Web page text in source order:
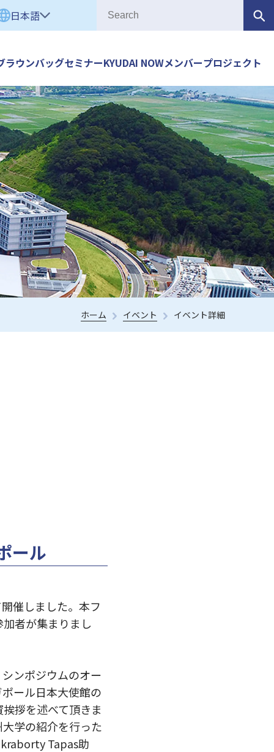
日本語
ラウンバッグセミナーKYUDAI NOWメンバープロジェクト
ホーム イベント イベント詳細
ール
催しました。本フ
者が集まりまし
ンポジウムのオー
ール日本大使館の
拶を述べて頂きま
学の紹介を行った
Tapas助